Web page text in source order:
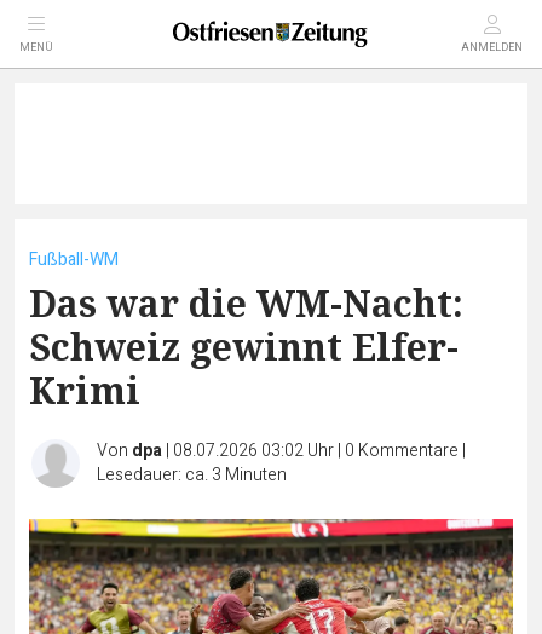
MENÜ ANMELDEN
Fußball-WM
Das war die WM-Nacht:
Schweiz gewinnt Elfer-
Krimi
Von dpa| 08.07.2026 03:02 Uhr| 0 Kommentare |
Lesedauer: ca. 3 Minuten